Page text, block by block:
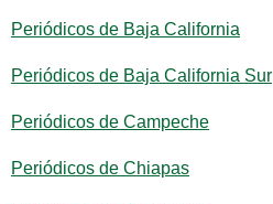
Periódicos de Baja California
Periódicos de Baja California Sur
Periódicos de Campeche
Periódicos de Chiapas